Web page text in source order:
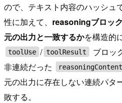
ので、テキスト内容のハッシュ
性に加えて、 reasoningブロッ
元の出力と一致するかを構造的
toolUse / toolResult
ブロッ
非連続だった
reasoningContent
元の出力に存在しない連続パタ
敗する。